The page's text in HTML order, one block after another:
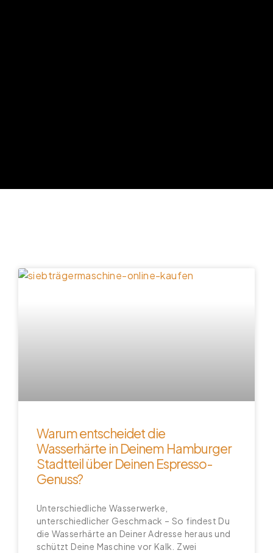
Warum entscheidet die
Wasserhärte in Deinem Hamburger
Stadtteil über Deinen Espresso-
Genuss?
Unterschiedliche Wasserwerke,
unterschiedlicher Geschmack – So findest Du
die Wasserhärte an Deiner Adresse heraus und
schützt Deine Maschine vor Kalk. Zwei